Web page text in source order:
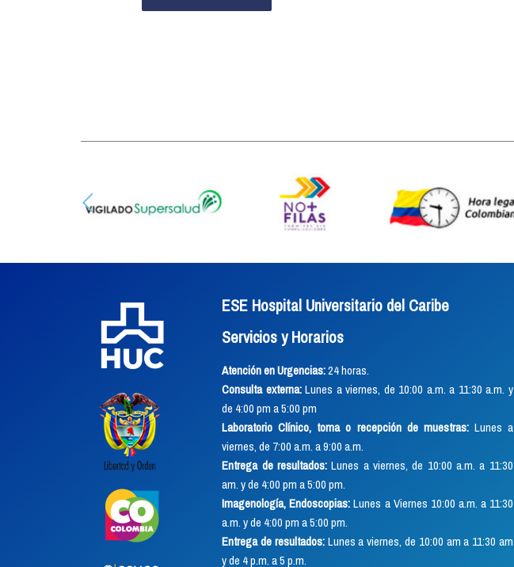
ESE Hospital Universitario del Caribe
Servicios y Horarios
Atención en Urgencias:24 horas.
Consulta externa:Lunes a viernes, de 10:00 a.m. a 11:30 a.m. y
de 4:00 pm a 5:00 pm
Laboratorio Clínico, toma o recepción de muestras:Lunes a
viernes, de 7:00 a.m. a 9:00 a.m.
Entrega de resultados: Lunes a viernes, de 10:00 a.m. a 11:30
am. y de 4:00 pm a 5:00 pm.
Imagenología, Endoscopias:Lunes a Viernes 10:00 a.m. a 11:30
a.m. y de 4:00 pm a 5:00 pm.
Entrega de resultados:Lunes a viernes, de 10:00 am a 11:30 am
y de 4 p.m. a 5 p.m.